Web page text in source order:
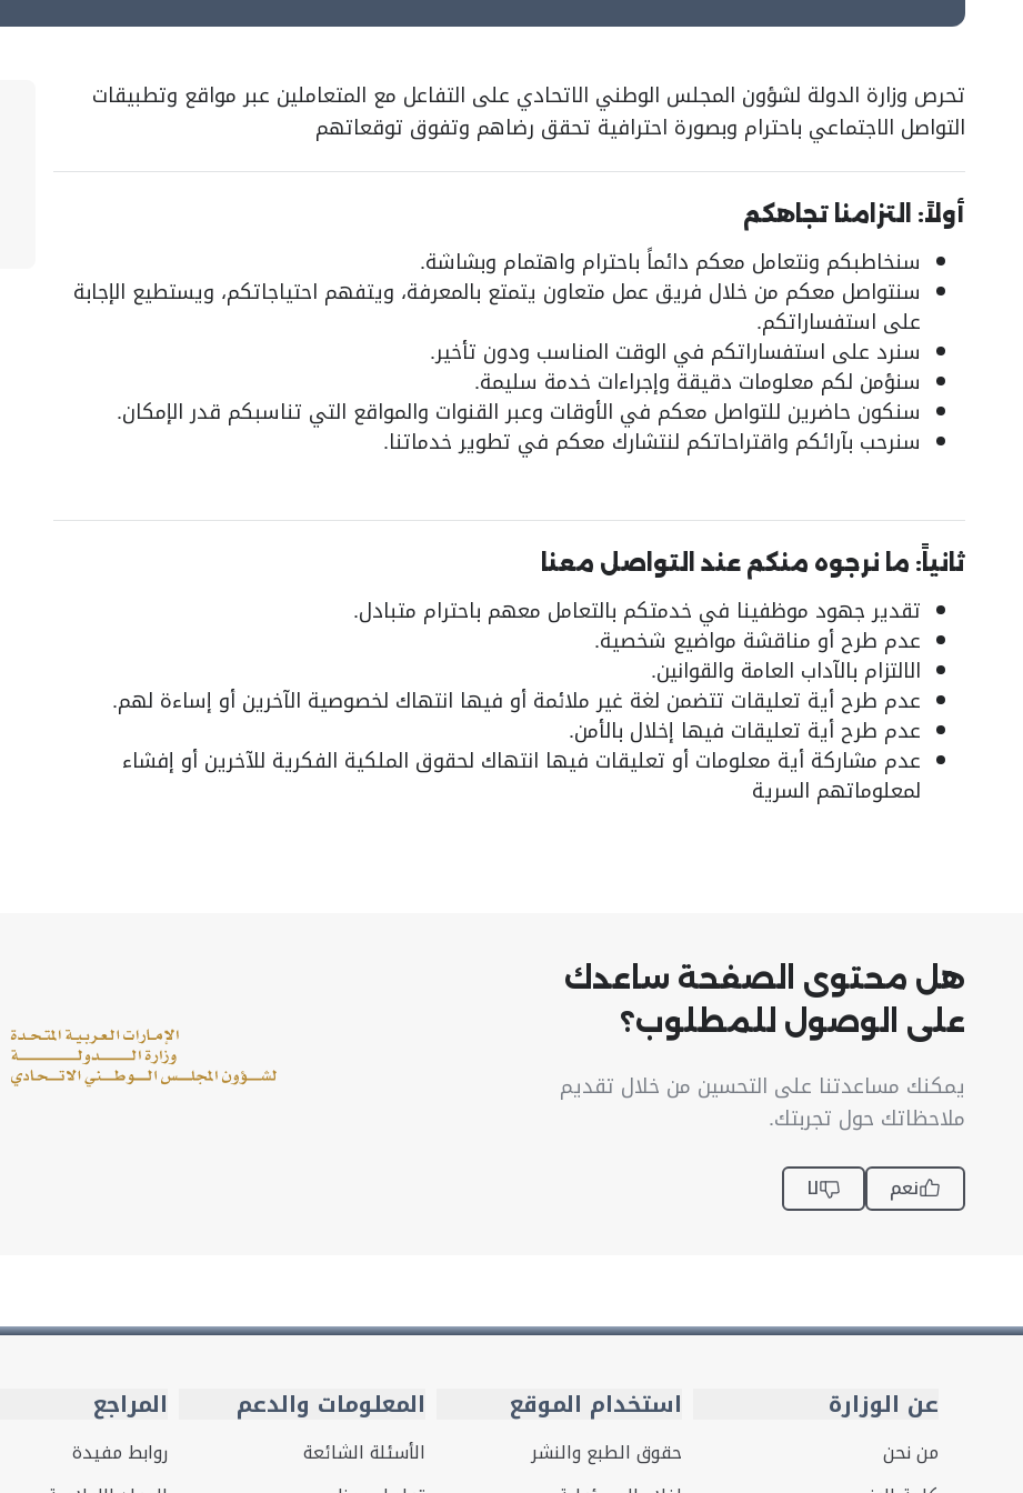
تحرص وزارة الدولة لشؤون المجلس الوطني الاتحادي على التفاعل مع المتعاملين عبر مواقع وتطبيقات
التواصل الاجتماعي باحترام وبصورة احترافية تحقق رضاهم وتفوق توقعاتهم
أولاً: التزامنا تجاهكم
سنخاطبكم ونتعامل معكم دائماً باحترام واهتمام وبشاشة.
سنتواصل معكم من خلال فريق عمل متعاون يتمتع بالمعرفة، ويتفهم احتياجاتكم، ويستطيع الإجابة
على استفساراتكم.
سنرد على استفساراتكم في الوقت المناسب ودون تأخير.
سنؤمن لكم معلومات دقيقة وإجراءات خدمة سليمة.
سنكون حاضرين للتواصل معكم في الأوقات وعبر القنوات والمواقع التي تناسبكم قدر الإمكان.
سنرحب بآرائكم واقتراحاتكم لنتشارك معكم في تطوير خدماتنا.
ثانياً: ما نرجوه منكم عند التواصل معنا
تقدير جهود موظفينا في خدمتكم بالتعامل معهم باحترام متبادل.
عدم طرح أو مناقشة مواضيع شخصية.
الالتزام بالآداب العامة والقوانين.
عدم طرح أية تعليقات تتضمن لغة غير ملائمة أو فيها انتهاك لخصوصية الآخرين أو إساءة لهم.
عدم طرح أية تعليقات فيها إخلال بالأمن.
عدم مشاركة أية معلومات أو تعليقات فيها انتهاك لحقوق الملكية الفكرية للآخرين أو إفشاء
لمعلوماتهم السرية
هل محتوى الصفحة ساعدك
على الوصول للمطلوب؟
يمكنك مساعدتنا على التحسين من خلال تقديم
ملاحظاتك حول تجربتك.
نعم لا
عن الوزارة
من نحن
استخدام الموقع
حقوق الطبع والنشر
المعلومات والدعم
الأسئلة الشائعة
المراجع
روابط مفيدة